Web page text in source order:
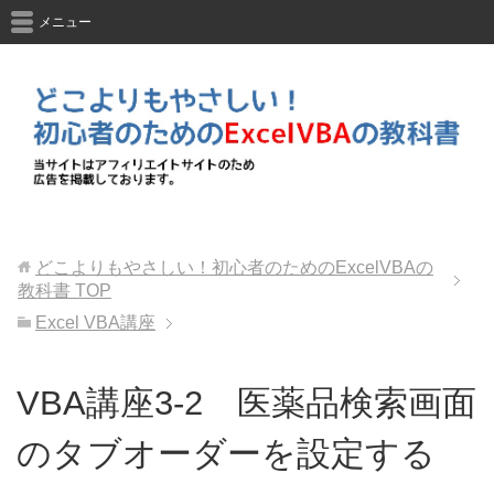
メニュー
どこよりもやさしい！初心者のためのExcelVBAの
教科書 TOP
Excel VBA講座
VBA講座3-2 医薬品検索画面
のタブオーダーを設定する